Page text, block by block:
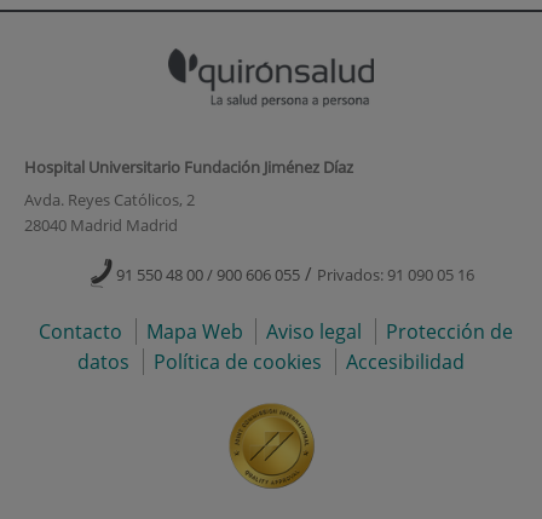
Hospital Universitario Fundación Jiménez Díaz
Avda. Reyes Católicos, 2
28040 Madrid Madrid
91 550 48 00 / 900 606 055 / Privados: 91 090 05 16
Contacto Mapa Web Aviso legal
Protección de
datos
Política de cookies Accesibilidad